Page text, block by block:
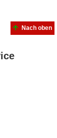
Nach oben